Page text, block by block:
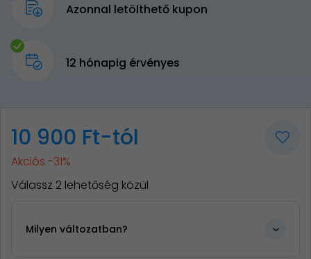
Azonnal letölthető kupon
12 hónapig érvényes
10 900 Ft-tól
Akciós -31%
Válassz 2 lehetőség közül
Milyen változatban?